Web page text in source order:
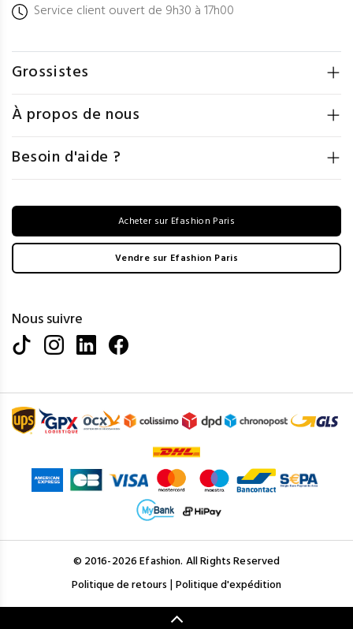
Service client ouvert de 9h30 à 17h00
Grossistes
À propos de nous
Besoin d'aide ?
Acheter sur Efashion Paris
Vendre sur Efashion Paris
Nous suivre
© 2016-2026 Efashion. All Rights Reserved
Politique de retours | Politique d'expédition